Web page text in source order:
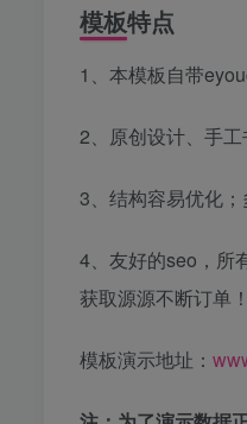
模板特点
1、本模板自带
2、原创设计、手
3、结构容易优化；
4、友好的seo，所
获取源源不断订单！
模板演示地址：